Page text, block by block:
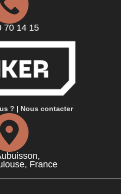
70 14 15
? | Nous contacter
France